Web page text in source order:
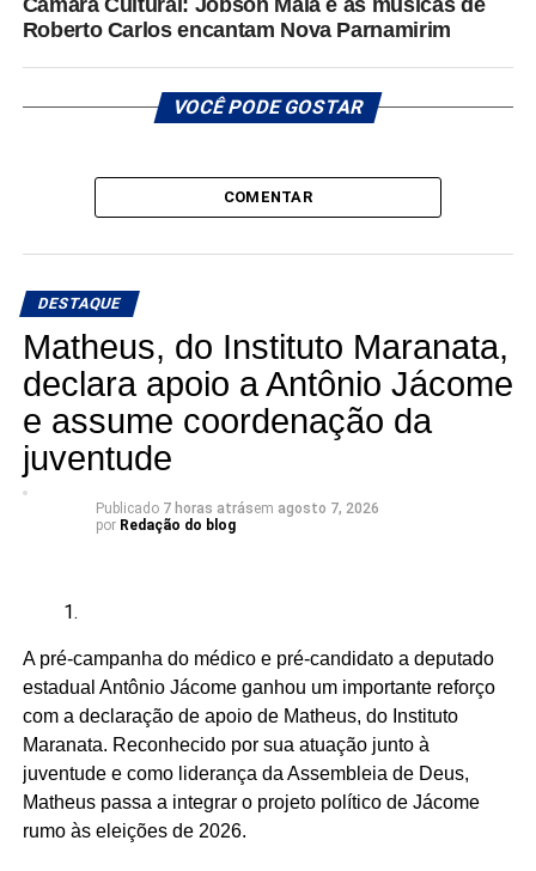
Câmara Cultural: Jobson Maia e as músicas de
Roberto Carlos encantam Nova Parnamirim
VOCÊ PODE GOSTAR
COMENTAR
DESTAQUE
Matheus, do Instituto Maranata,
declara apoio a Antônio Jácome
e assume coordenação da
juventude
Publicado 7 horas atrásem agosto 7, 2026
por Redação do blog
A pré-campanha do médico e pré-candidato a deputado
estadual Antônio Jácome ganhou um importante reforço
com a declaração de apoio de Matheus, do Instituto
Maranata. Reconhecido por sua atuação junto à
juventude e como liderança da Assembleia de Deus,
Matheus passa a integrar o projeto político de Jácome
rumo às eleições de 2026.